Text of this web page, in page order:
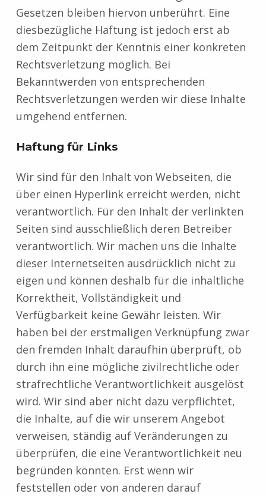
Gesetzen bleiben hiervon unberührt. Eine
diesbezügliche Haftung ist jedoch erst ab
dem Zeitpunkt der Kenntnis einer konkreten
Rechtsverletzung möglich. Bei
Bekanntwerden von entsprechenden
Rechtsverletzungen werden wir diese Inhalte
umgehend entfernen.
Haftung für Links
Wir sind für den Inhalt von Webseiten, die
über einen Hyperlink erreicht werden, nicht
verantwortlich. Für den Inhalt der verlinkten
Seiten sind ausschließlich deren Betreiber
verantwortlich. Wir machen uns die Inhalte
dieser Internetseiten ausdrücklich nicht zu
eigen und können deshalb für die inhaltliche
Korrektheit, Vollständigkeit und
Verfügbarkeit keine Gewähr leisten. Wir
haben bei der erstmaligen Verknüpfung zwar
den fremden Inhalt daraufhin überprüft, ob
durch ihn eine mögliche zivilrechtliche oder
strafrechtliche Verantwortlichkeit ausgelöst
wird. Wir sind aber nicht dazu verpflichtet,
die Inhalte, auf die wir unserem Angebot
verweisen, ständig auf Veränderungen zu
überprüfen, die eine Verantwortlichkeit neu
begründen könnten. Erst wenn wir
feststellen oder von anderen darauf